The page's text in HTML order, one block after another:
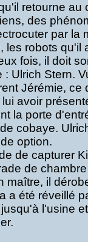
retourne au
des
par la
les robots qu'il
fois, il doit
: Ulrich Stern.
Jérémie, ce
avoir
la porte
cobaye.
option.
de capturer
de
maître, il
a été réveillé
l'usine